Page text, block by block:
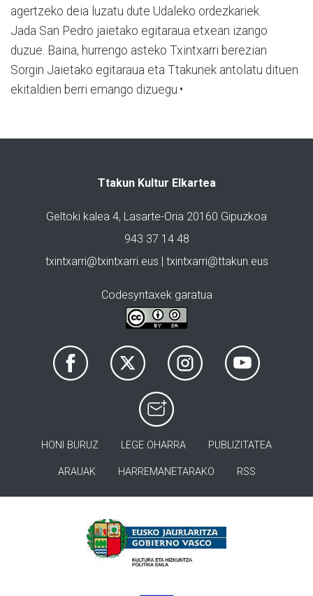
agertzeko deia luzatu dute Udaleko ordezkariek.
Jada San Pedro jaietako egitaraua etxean izango
duzue. Baina, hurrengo asteko Txintxarri berezian
Sorgin Jaietako egitaraua eta Ttakunek antolatu dituen
ekitaldien berri emango dizuegu.•
Ttakun Kultur Elkartea
Geltoki kalea 4, Lasarte-Oria 20160 Gipuzkoa
943 37 14 48
txintxarri@txintxarri.eus | txintxarri@ttakun.eus
Codesyntaxek garatua
HONI BURUZ LEGE OHARRA PUBLIZITATEA
ARAUAK HARREMANETARAKO RSS